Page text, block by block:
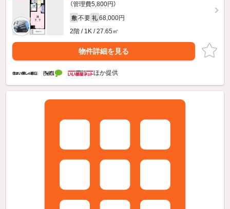
（管理費5,800円）
敷 不要 礼 68,000円
2階 / 1K / 27.65㎡
物件詳細を見る
ほか提供